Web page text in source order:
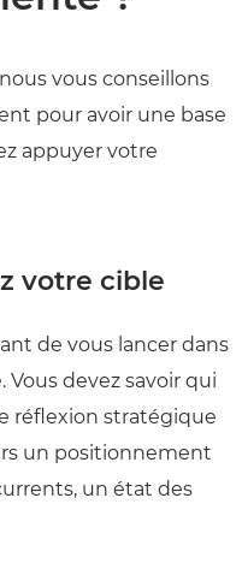
vous conseillons
pour avoir une base
appuyer votre
votre cible
de vous lancer dans
Vous devez savoir qui
réflexion stratégique
un positionnement
un état des